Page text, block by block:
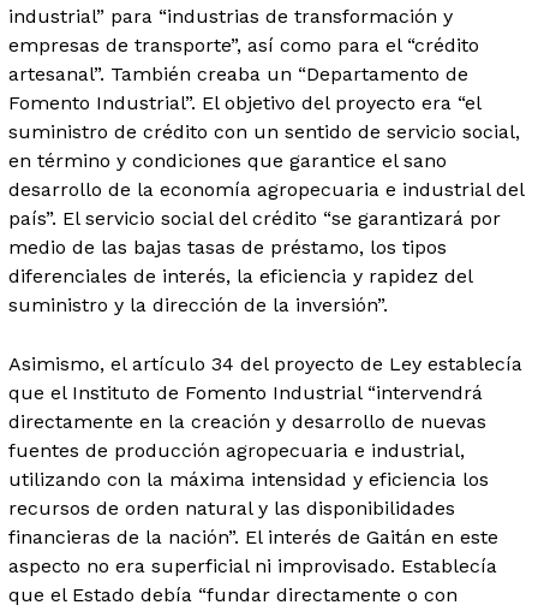
industrial” para “industrias de transformación y
empresas de transporte”, así como para el “crédito
artesanal”. También creaba un “Departamento de
Fomento Industrial”. El objetivo del proyecto era “el
suministro de crédito con un sentido de servicio social,
en término y condiciones que garantice el sano
desarrollo de la economía agropecuaria e industrial del
país”. El servicio social del crédito “se garantizará por
medio de las bajas tasas de préstamo, los tipos
diferenciales de interés, la eficiencia y rapidez del
suministro y la dirección de la inversión”.
Asimismo, el artículo 34 del proyecto de Ley establecía
que el Instituto de Fomento Industrial “intervendrá
directamente en la creación y desarrollo de nuevas
fuentes de producción agropecuaria e industrial,
utilizando con la máxima intensidad y eficiencia los
recursos de orden natural y las disponibilidades
financieras de la nación”. El interés de Gaitán en este
aspecto no era superficial ni improvisado. Establecía
que el Estado debía “fundar directamente o con